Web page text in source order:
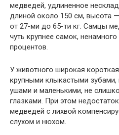
медведей, удлиненное
длиной около 150 см, высота
от 27-ми до 65-ти кг. Самцы
чуть крупнее самок,
процентов.
У животного широкая
крупными клыкастыми
ушами и маленькими, не
глазками. При этом
медведей с лихвой
слухом и нюхом.